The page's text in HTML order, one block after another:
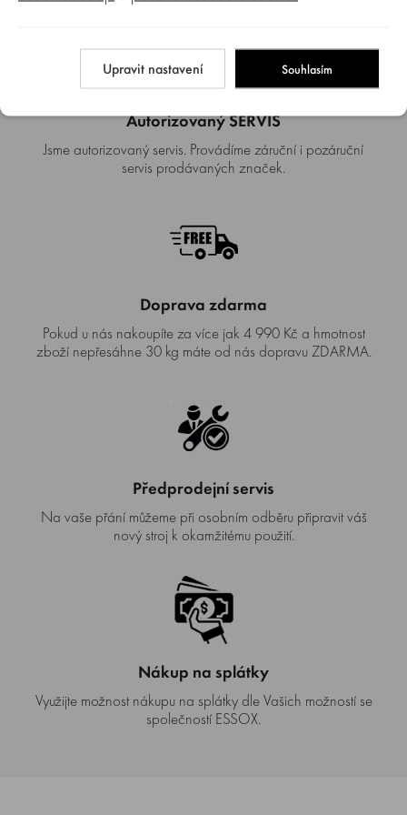
Autorizovaný SERVIS
Jsme autorizovaný servis. Provádíme záruční i pozáruční
servis prodávaných značek.
Doprava zdarma
Pokud u nás nakoupíte za více jak 4 990 Kč a hmotnost
zboží nepřesáhne 30 kg máte od nás dopravu ZDARMA.
Předprodejní servis
Na vaše přání můžeme při osobním odběru připravit váš
nový stroj k okamžitému použití.
Nákup na splátky
Využijte možnost nákupu na splátky dle Vašich možností se
společností ESSOX.
Upravit nastavení Souhlasím